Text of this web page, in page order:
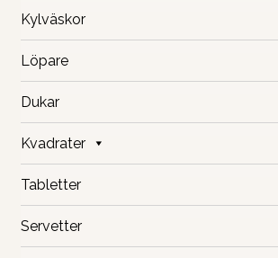
Kylväskor
Löpare
Dukar
Kvadrater
Tabletter
Servetter